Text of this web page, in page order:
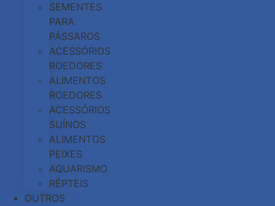
SEMENTES
PARA
PÁSSAROS
ACESSÓRIOS
ROEDORES
ALIMENTOS
ROEDORES
ACESSÓRIOS
SUÍNOS
ALIMENTOS
PEIXES
AQUARISMO
RÉPTEIS
OUTROS